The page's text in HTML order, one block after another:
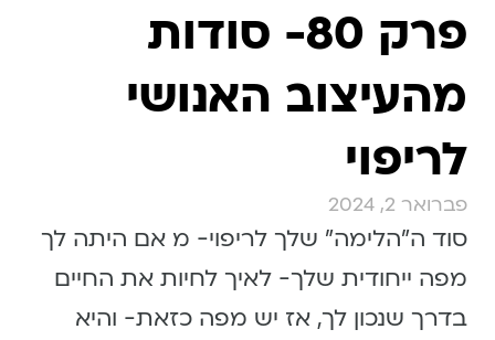
פרק 80- סודות
מהעיצוב האנושי
לריפוי
פברואר 2, 2024
סוד ה״הלימה״ שלך לריפוי- מ אם היתה לך
מפה ייחודית שלך- לאיך לחיות את החיים
בדרך שנכון לך, אז יש מפה כזאת- והיא